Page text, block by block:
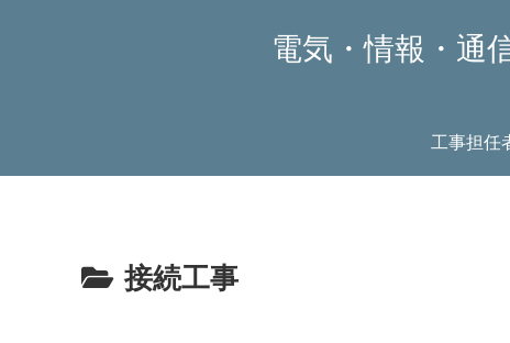
電気・情報・通
工事担
接続工事